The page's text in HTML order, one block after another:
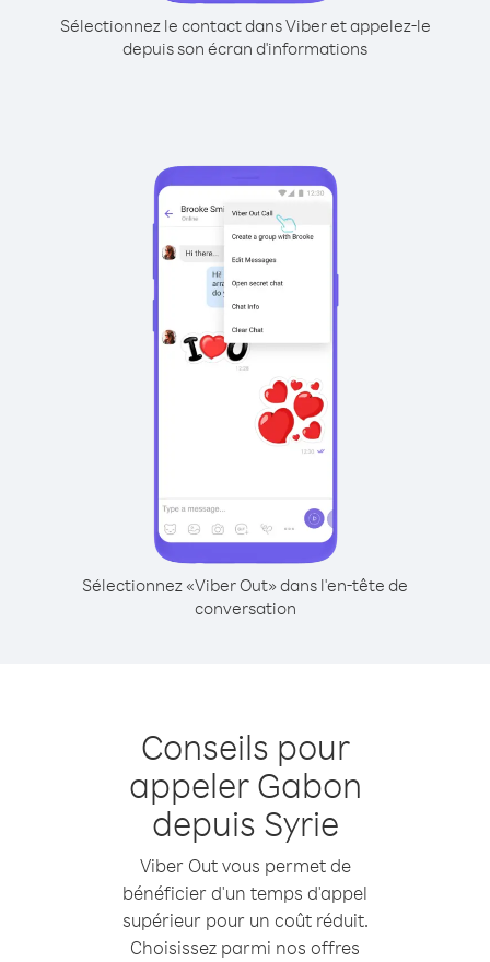
Sélectionnez le contact dans Viber et appelez-le
depuis son écran d'informations
Sélectionnez «Viber Out» dans l'en-tête de
conversation
Conseils pour
appeler Gabon
depuis Syrie
Viber Out vous permet de
bénéficier d'un temps d'appel
supérieur pour un coût réduit.
Choisissez parmi nos offres